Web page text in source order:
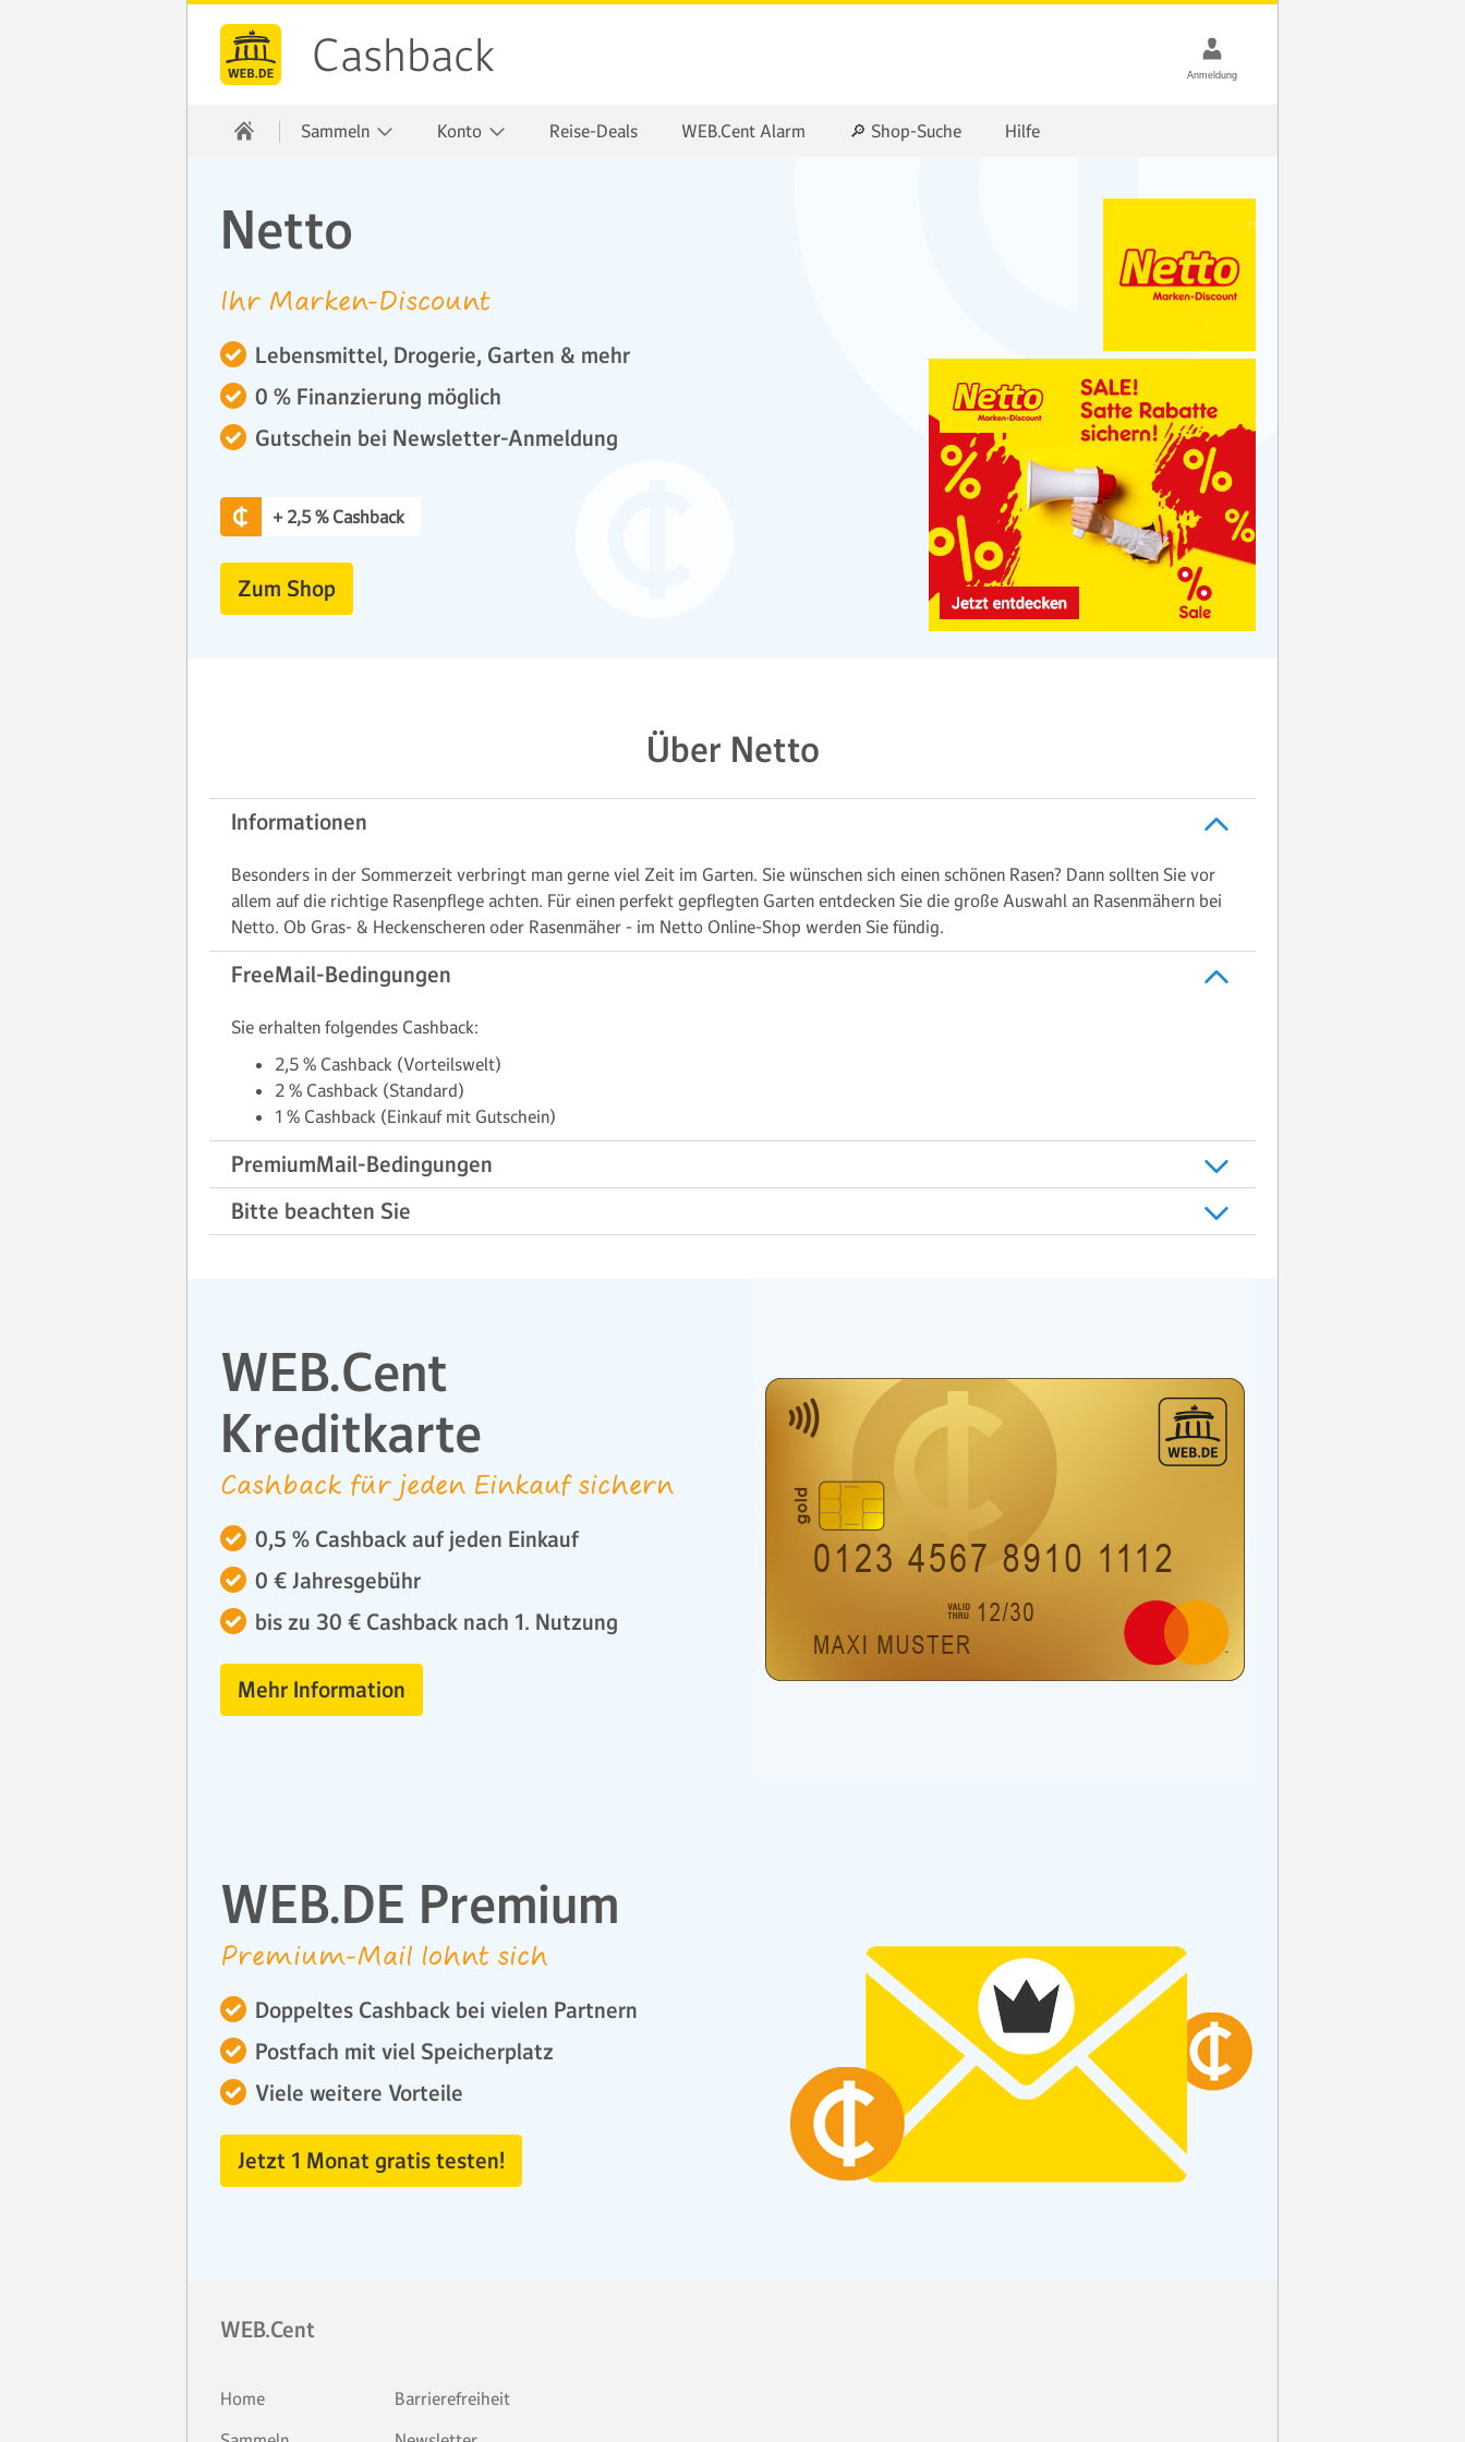
Cashback
Sammeln Konto Reise-Deals WEB.Cent Alarm 🔎 Shop-Suche Hilfe
Netto
Ihr Marken-Discount
Lebensmittel, Drogerie, Garten & mehr
0 % Finanzierung möglich
Gutschein bei Newsletter-Anmeldung
+ 2,5 % Cashback
Zum Shop
Über Netto
Informationen
Besonders in der Sommerzeit verbringt man gerne viel Zeit im Garten. Sie wünschen sich einen schönen Rasen? Dann sollten Sie vor
allem auf die richtige Rasenpflege achten. Für einen perfekt gepflegten Garten entdecken Sie die große Auswahl an Rasenmähern bei
Netto. Ob Gras- & Heckenscheren oder Rasenmäher - im Netto Online-Shop werden Sie fündig.
FreeMail-Bedingungen
Sie erhalten folgendes Cashback:
2,5 % Cashback (Vorteilswelt)
2 % Cashback (Standard)
1 % Cashback (Einkauf mit Gutschein)
PremiumMail-Bedingungen
Bitte beachten Sie
WEB.Cent
Kreditkarte
Cashback für jeden Einkauf sichern
0,5 % Cashback auf jeden Einkauf
0 € Jahresgebühr
bis zu 30 € Cashback nach 1. Nutzung
Mehr Information
WEB.DE Premium
Premium-Mail lohnt sich
Doppeltes Cashback bei vielen Partnern
Postfach mit viel Speicherplatz
Viele weitere Vorteile
Jetzt 1 Monat gratis testen!
WEB.Cent
Home
Barrierefreiheit